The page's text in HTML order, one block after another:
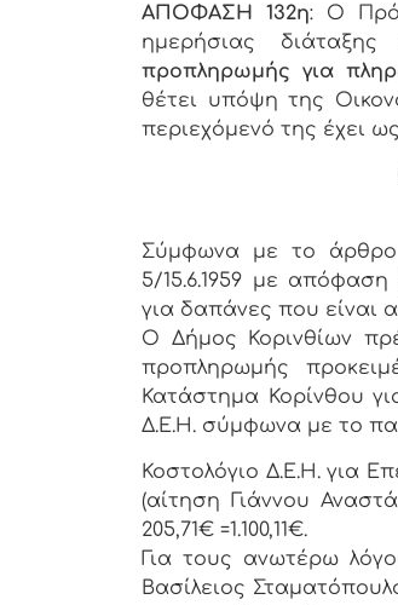
ΑΠΟΦΑΣΗ 132η: Ο
ημερήσιας διάταξης
προπληρωμής για
θέτει υπόψη της
περιεχόμενό της έχει
Σύμφωνα με το άρθρο
5/15.6.1959 με
για δαπάνες που είναι
Ο Δήμος Κορινθίων
προπληρωμής
Κατάστημα Κορίνθου
Δ.Ε.Η. σύμφωνα με το
Κοστολόγιο Δ.Ε.Η. για
(αίτηση Γιάννου
205,71€ =1.100,11€.
Για τους ανωτέρω
Βασίλειος